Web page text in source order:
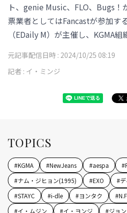
ト、genie Music、FLO、Bugs
票業者としてはFancastが参加す
（EDaily M）が主催し、KGMA組
元記事配信日時 : 2024/10/25 08:19
記者 : イ・ミンジ
TOPICS
#KGMA #NewJeans #aespa #
#ナム・ジヒョン(1995) #EXO #
#STAYC #i-dle #ヨンタク #
#イ・ムジン #イ・ヨンジ #ジョ